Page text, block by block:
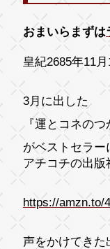
おまいらまずは
皇紀2685年11
3月に出した
『運とコネのつ
がベストセラー
アチコチの出
https://amzn.to/
声をかけてきた